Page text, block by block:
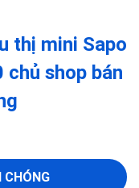
thị mini Sapo
chủ shop bán
CHÓNG